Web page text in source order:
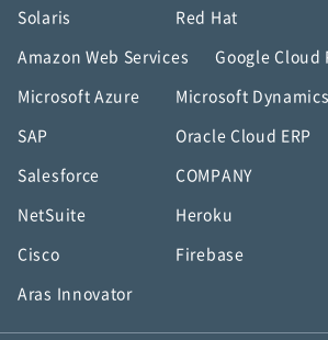
Solaris Red Hat
Amazon Web Services Google Cloud
Microsoft Azure Microsoft
SAP Oracle Cloud ERP
Salesforce COMPANY
NetSuite Heroku
Cisco Firebase
Aras Innovator